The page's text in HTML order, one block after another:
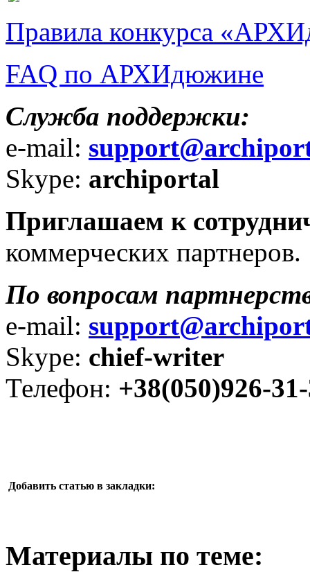
Правила конкурса
FAQ по АРХИдюжине
Служба поддержки:
e-mail:
Skype: archiportal
Приглашаем к
коммерческих партнеров.
По вопросам
e-mail:
Skype: chief-writer
Телефон: +38(050)926-
Добавить статью в закладки:
Материалы по теме: